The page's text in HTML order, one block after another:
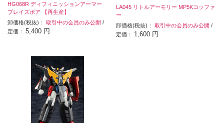
HG068R ディフィニッションアーマー
ブレイズボア 【再生産】
卸価格(税抜)： 取引中の会員のみ公開 /
定価： 5,400 円
LA045 リトルアーモリー MP5Kコッファ
ー
卸価格(税抜)：取引中の会員のみ公開 /
定価： 1,600 円